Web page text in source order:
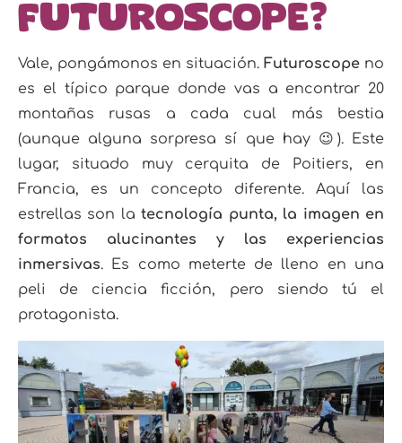
Futuroscope?
Vale, pongámonos en situación. Futuroscope no
es el típico parque donde vas a encontrar 20
montañas rusas a cada cual más bestia
(aunque alguna sorpresa sí que hay 😉). Este
lugar, situado muy cerquita de Poitiers, en
Francia, es un concepto diferente. Aquí las
estrellas son latecnología punta, la imagen en
formatos alucinantes y las experiencias
inmersivas. Es como meterte de lleno en una
peli de ciencia ficción, pero siendo tú el
protagonista.